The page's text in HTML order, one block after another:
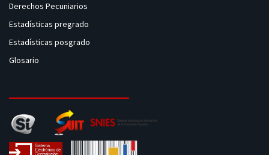
Derechos Pecuniarios
Estadísticas pregrado
Estadísticas posgrado
Glosario